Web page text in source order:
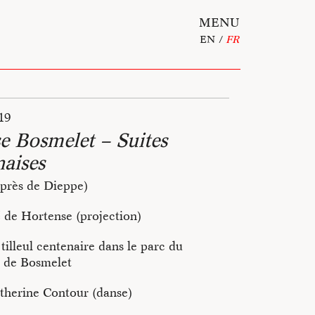
MENU
EN FR
Bosmelet – Suites
de Dieppe)
de Hortense (projection)
tilleul centenaire dans le parc du
de Bosmelet
Contour (danse)